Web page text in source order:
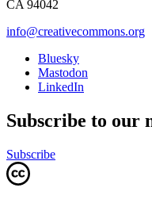
CA 94042
info@creativecommons.org
Bluesky
Mastodon
LinkedIn
Subscribe to our
Subscribe